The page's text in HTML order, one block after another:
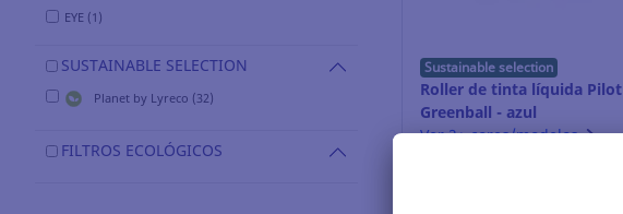
EYE (1)
SUSTAINABLE SELECTION
Planet by Lyreco (32)
FILTROS ECOLÓGICOS
Sustainable selection
Roller de tinta líquida Pilot
Greenball - azul
Ver 2+ cores/modelos